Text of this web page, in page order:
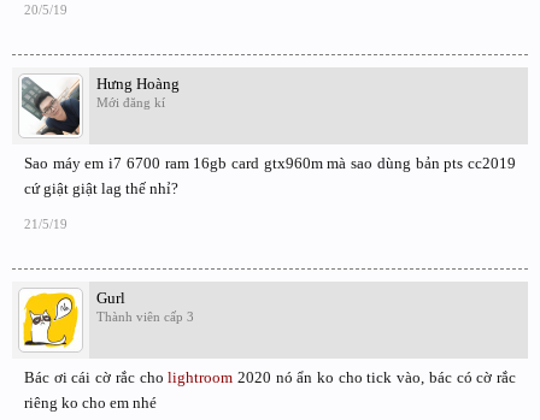
20/5/19
Hưng Hoàng
Mới đăng kí
Sao máy em i7 6700 ram 16gb card gtx960m mà sao dùng bản pts cc2019
cứ giật giật lag thế nhỉ?
21/5/19
Gurl
Thành viên cấp 3
Bác ơi cái cờ rắc cholightroom 2020 nó ẩn ko cho tick vào, bác có cờ rắc
riêng ko cho em nhé